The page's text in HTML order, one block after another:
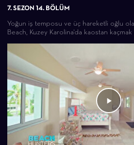
7. SEZON 14. BÖLÜM
Yoğun iş temposu ve üç hareketli oğlu
Beach, Kuzey Karolina'da kaostan kaçmak